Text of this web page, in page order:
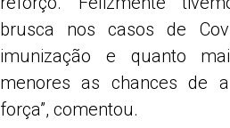
brusca nos casos de
imunização e quanto
menores as chances de
força”, comentou.